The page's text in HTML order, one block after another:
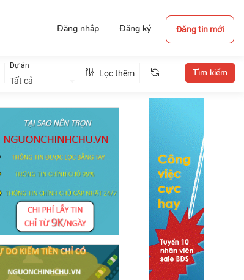
Đăng nhập Đăng ký Đăng tin mới
Dự án
Tất cả
Lọc thêm